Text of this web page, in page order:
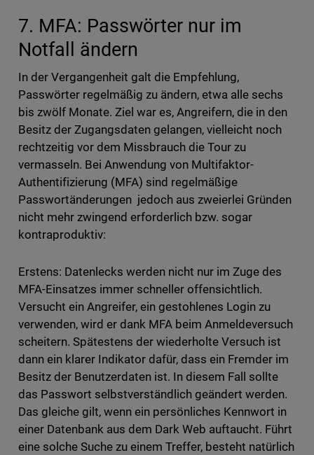
7. MFA: Passwörter nur im
Notfall ändern
In der Vergangenheit galt die Empfehlung,
Passwörter regelmäßig zu ändern, etwa alle sechs
bis zwölf Monate. Ziel war es, Angreifern, die in den
Besitz der Zugangsdaten gelangen, vielleicht noch
rechtzeitig vor dem Missbrauch die Tour zu
vermasseln. Bei Anwendung von Multifaktor-
Authentifizierung (MFA) sind regelmäßige
Passwortänderungen jedoch aus zweierlei Gründen
nicht mehr zwingend erforderlich bzw. sogar
kontraproduktiv:
Erstens: Datenlecks werden nicht nur im Zuge des
MFA-Einsatzes immer schneller offensichtlich.
Versucht ein Angreifer, ein gestohlenes Login zu
verwenden, wird er dank MFA beim Anmeldeversuch
scheitern. Spätestens der wiederholte Versuch ist
dann ein klarer Indikator dafür, dass ein Fremder im
Besitz der Benutzerdaten ist. In diesem Fall sollte
das Passwort selbstverständlich geändert werden.
Das gleiche gilt, wenn ein persönliches Kennwort in
einer Datenbank aus dem Dark Web auftaucht. Führt
eine solche Suche zu einem Treffer, besteht natürlich